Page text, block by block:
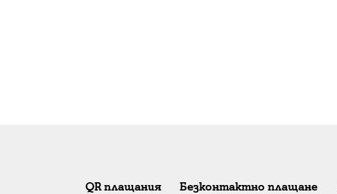
QR плащания Безконтактно плащане